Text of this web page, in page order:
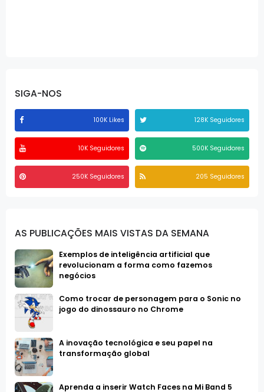
SIGA-NOS
100K Likes 128K Seguidores
10K Seguidores 500K Seguidores
250K Seguidores 205 Seguidores
AS PUBLICAÇÕES MAIS VISTAS DA SEMANA
Exemplos de inteligência artificial que
revolucionam a forma como fazemos
negócios
Como trocar de personagem para o Sonic no
jogo do dinossauro no Chrome
A inovação tecnológica e seu papel na
transformação global
Aprenda a inserir Watch Faces na Mi Band 5